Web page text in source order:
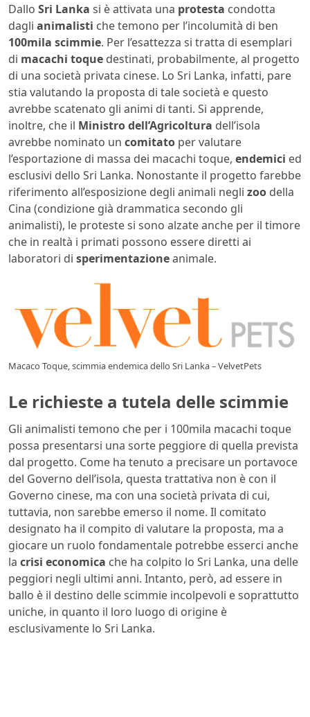
Dallo Sri Lanka si è attivata una protesta condotta
dagli animalisti che temono per l’incolumità di ben
100mila scimmie. Per l’esattezza si tratta di esemplari
di macachi toque destinati, probabilmente, al progetto
di una società privata cinese. Lo Sri Lanka, infatti, pare
stia valutando la proposta di tale società e questo
avrebbe scatenato gli animi di tanti. Si apprende,
inoltre, che il Ministro dell’Agricoltura dell’isola
avrebbe nominato un comitato per valutare
l’esportazione di massa dei macachi toque, endemici ed
esclusivi dello Sri Lanka. Nonostante il progetto farebbe
riferimento all’esposizione degli animali negli zoo della
Cina (condizione già drammatica secondo gli
animalisti), le proteste si sono alzate anche per il timore
che in realtà i primati possono essere diretti ai
laboratori di sperimentazioneanimale.
Macaco Toque, scimmia endemica dello Sri Lanka – VelvetPets
Le richieste a tutela delle scimmie
Gli animalisti temono che per i 100mila macachi toque
possa presentarsi una sorte peggiore di quella prevista
dal progetto. Come ha tenuto a precisare un portavoce
del Governo dell’isola, questa trattativa non è con il
Governo cinese, ma con una società privata di cui,
tuttavia, non sarebbe emerso il nome. Il comitato
designato ha il compito di valutare la proposta, ma a
giocare un ruolo fondamentale potrebbe esserci anche
la crisi economica che ha colpito lo Sri Lanka, una delle
peggiori negli ultimi anni. Intanto, però, ad essere in
ballo è il destino delle scimmie incolpevoli e soprattutto
uniche, in quanto il loro luogo di origine è
esclusivamente lo Sri Lanka.